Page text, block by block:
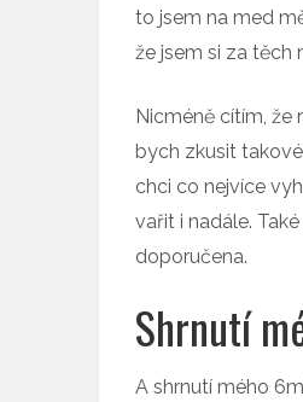
to jsem na med
že jsem si za těch
Nicméně cítím, že
bych zkusit
chci co nejvíce
vařit i nadále.
doporučena.
Shrnutí
A shrnutí mého